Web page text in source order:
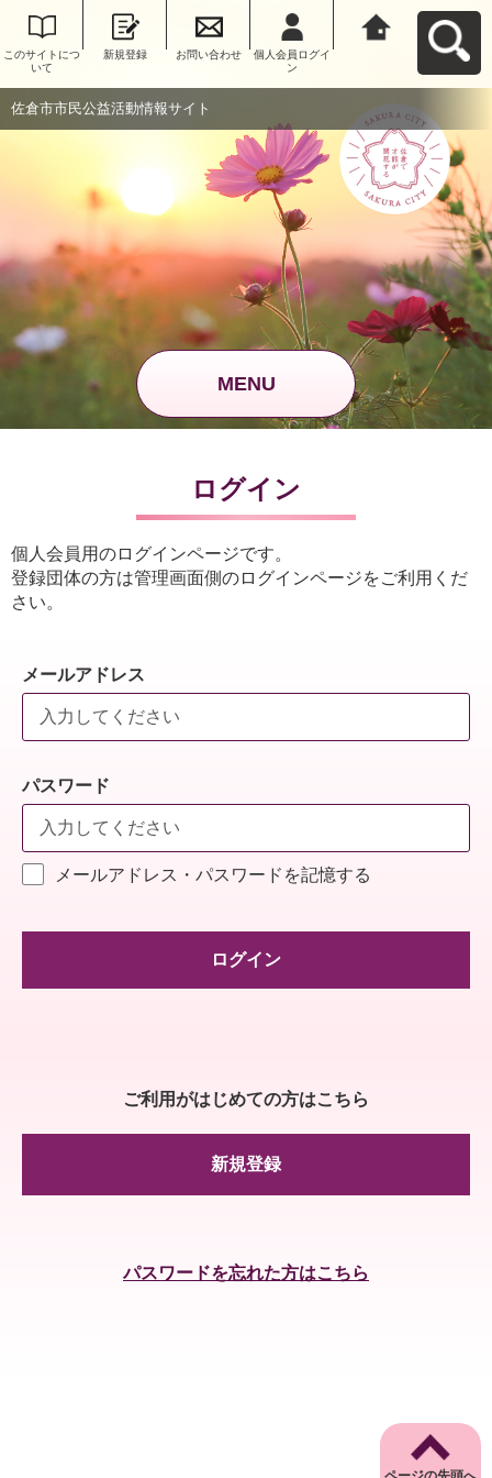
このサイトにつ
いて
新規登録 お問い合わせ
個人会員ログイ
ン
佐倉市市民公益活動情報サイト
MENU
ログイン
個人会員用のログインページです。
登録団体の方は管理画面側のログインページをご利用くだ
さい。
メールアドレス
パスワード
メールアドレス・パスワードを記憶する
ログイン
ご利用がはじめての方はこちら
新規登録
パスワードを忘れた方はこちら